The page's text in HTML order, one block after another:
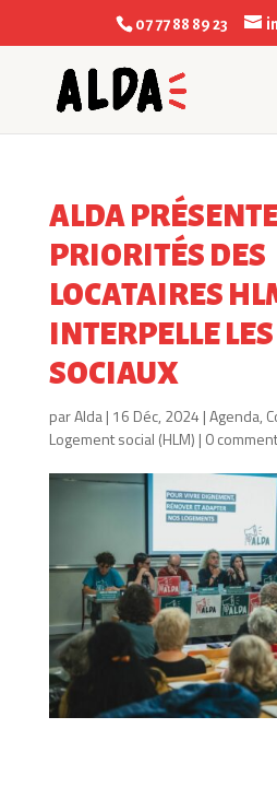
07 77 88 89 23
ALDA
PRIORITÉS DES
LOCATAIRES
INTERPELLE
SOCIAUX
parAlda| 16 Déc, 2024 |Agenda,
Logement social (HLM) | 0